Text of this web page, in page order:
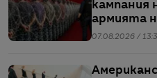
кампания
армията
07.08.2026 /